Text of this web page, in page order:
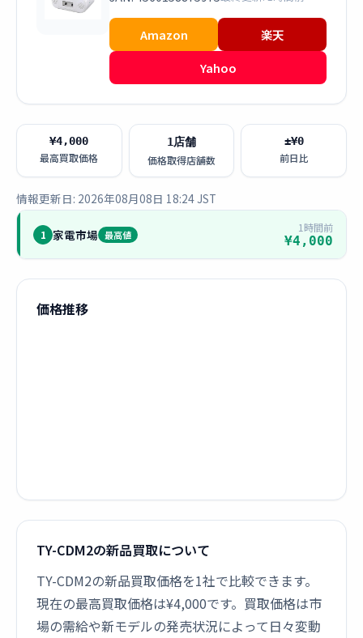
Amazon
楽天
Yahoo
¥4,000
最高買取価格
1店舗
価格取得店舗数
±¥0
前日比
情報更新日: 2026年08月08日 18:24 JST
1 家電市場 最高値
1時間前
¥4,000
価格推移
TY-CDM2の新品買取について
TY-CDM2の新品買取価格を1社で比較できます。
現在の最高買取価格は¥4,000です。買取価格は市
場の需給や新モデルの発売状況によって日々変動